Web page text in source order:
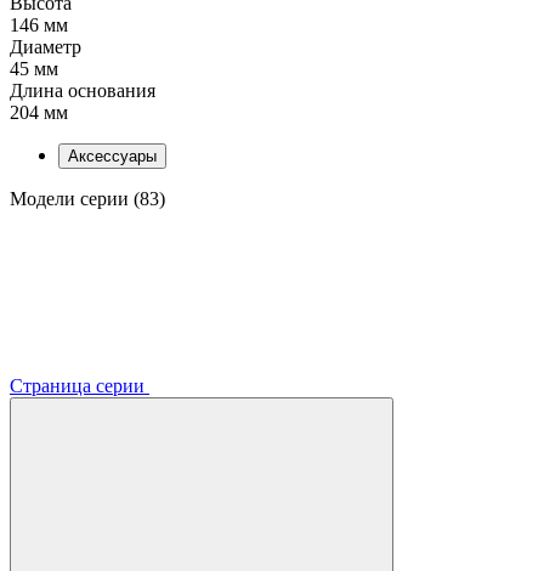
146 мм
Диаметр
45 мм
Длина основания
204 мм
Аксессуары
Модели серии (83)
Страница серии